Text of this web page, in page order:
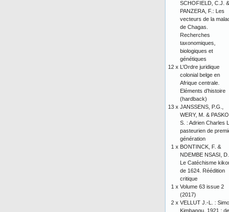
SCHOFIELD, C.J. &
PANZERA, F.: Les
vecteurs de la
de Chagas.
Recherches
taxonomiques,
biologiques et
génétiques
12 x L’Ordre juridique
colonial belge en
Afrique centrale.
Eléments d’histoire
(hardback)
13 x JANSSENS, P.G.,
WERY, M. &
S. : Adrien Charles
pasteurien de
génération
1 x BONTINCK, F. &
NDEMBE NSASI,
Le Catéchisme
de 1624. Réédition
critique
1 x Volume 63 issue 2
(2017)
2 x VELLUT J.-L. :
Kimbangu. 1921 :